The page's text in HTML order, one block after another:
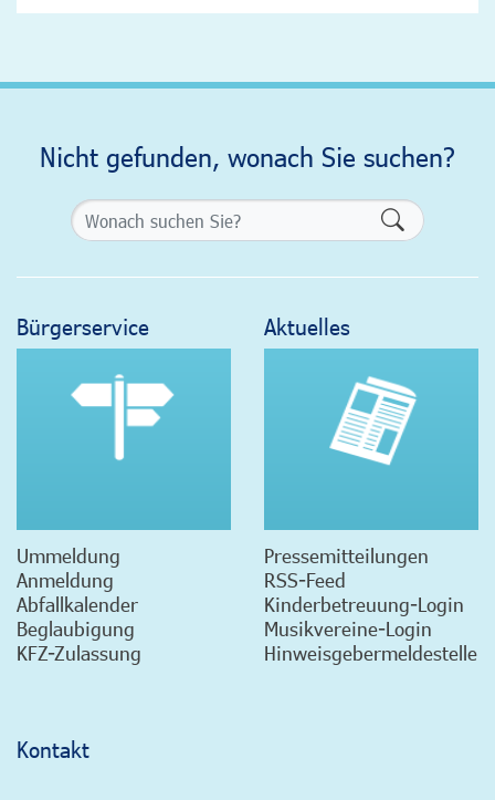
Nicht gefunden, wonach Sie suchen?
Bürgerservice
Ummeldung
Anmeldung
Abfallkalender
Beglaubigung
KFZ-Zulassung
Aktuelles
Pressemitteilungen
RSS-Feed
Kinderbetreuung-Login
Musikvereine-Login
Hinweisgebermeldestelle
Kontakt